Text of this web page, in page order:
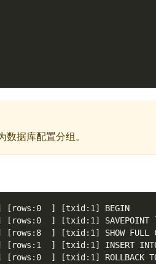
据库配置分组。
[rows:0  ] [txid:1] BEGIN
[rows:0  ] [txid:1]
] [txid:1] SHOW FULL
[rows:1  ] [txid:1] INSERT
] [txid:1] ROLLBACK TO